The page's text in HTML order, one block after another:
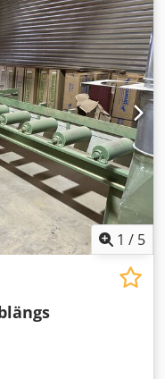
תצרוכת דלק (מחוץ
5.2 ל׳/100 ק״מ
אוטומטי, דרגת פליטה:
אורך כולל:4,597 מ"מ ,
ציוד:כרית אוויר,
1 / 5